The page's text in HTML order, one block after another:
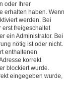
oder Ihrer
erhalten haben. Wenn
werden. Bei
freigeschaltet
ein Administrator. Bei
nötig ist oder nicht.
enthaltenen
korrekt
blockiert wurde.
eingegeben wurde,